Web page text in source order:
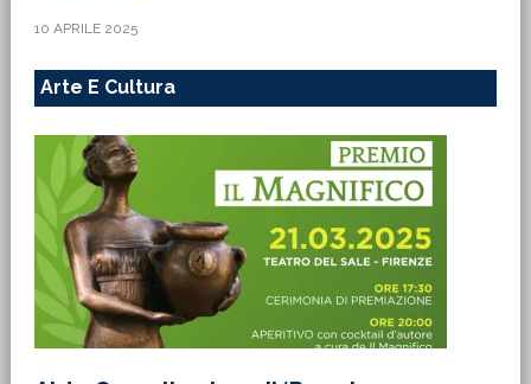
10 APRILE 2025
Arte E Cultura